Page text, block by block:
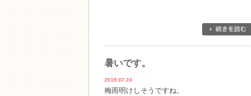
暑いです。
2019.07.24
梅雨明けしそうですね。